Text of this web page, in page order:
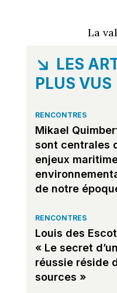
La
LES
PLUS VUS
RENCONTRES
Mikael
sont centrales
enjeux
de notre
RENCONTRES
Louis des
« Le secret
réussie réside
sources »